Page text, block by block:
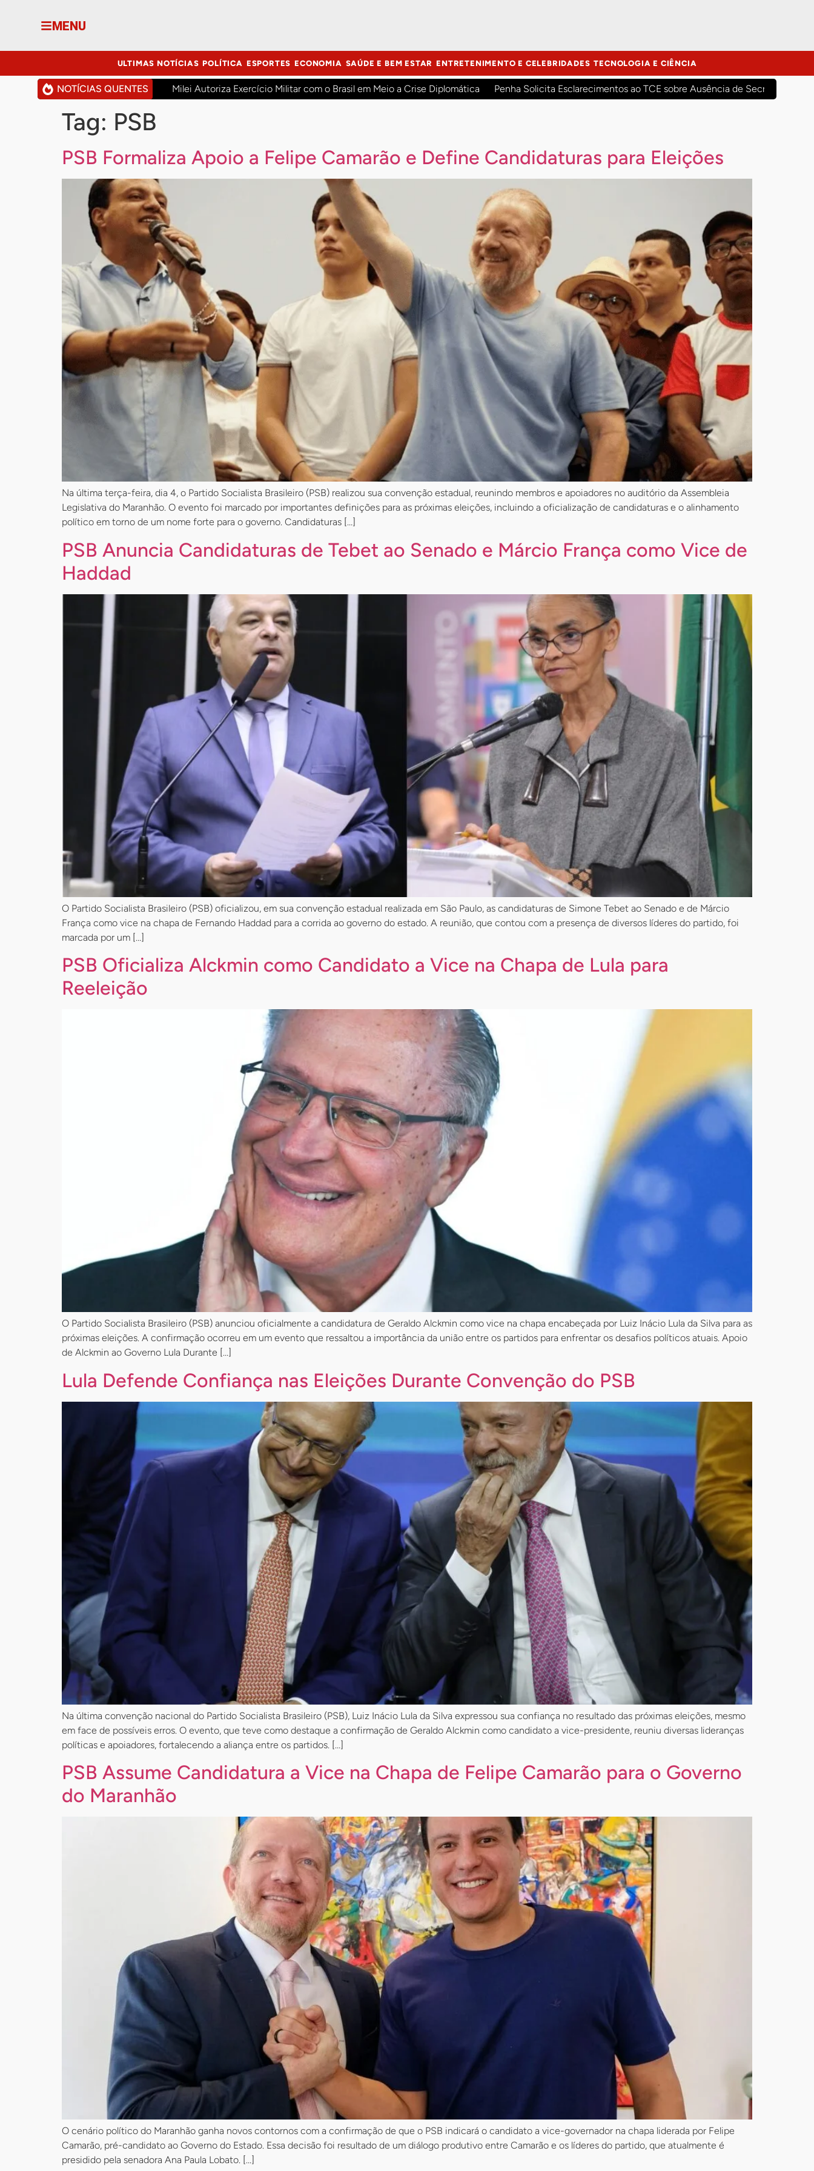
MENU
ULTIMAS NOTÍCIAS POLÍTICA ESPORTES ECONOMIA SAÚDE E BEM ESTAR ENTRETENIMENTO E CELEBRIDADES TECNOLOGIA E CIÊNCIA
NOTÍCIAS QUENTES Milei Autoriza Exercício Militar com o Brasil em Meio a Crise Diplomática Penha Solicita Esclarecimentos ao TCE sobre Ausência de Secretários
Tag: PSB
PSB Formaliza Apoio a Felipe Camarão e Define Candidaturas para Eleições
Na última terça-feira, dia 4, o Partido Socialista Brasileiro (PSB) realizou sua convenção estadual, reunindo membros e apoiadores no auditório da Assembleia
Legislativa do Maranhão. O evento foi marcado por importantes definições para as próximas eleições, incluindo a oficialização de candidaturas e o alinhamento
político em torno de um nome forte para o governo. Candidaturas […]
PSB Anuncia Candidaturas de Tebet ao Senado e Márcio França como Vice de
Haddad
O Partido Socialista Brasileiro (PSB) oficializou, em sua convenção estadual realizada em São Paulo, as candidaturas de Simone Tebet ao Senado e de Márcio
França como vice na chapa de Fernando Haddad para a corrida ao governo do estado. A reunião, que contou com a presença de diversos líderes do partido, foi
marcada por um […]
PSB Oficializa Alckmin como Candidato a Vice na Chapa de Lula para
Reeleição
O Partido Socialista Brasileiro (PSB) anunciou oficialmente a candidatura de Geraldo Alckmin como vice na chapa encabeçada por Luiz Inácio Lula da Silva para as
próximas eleições. A confirmação ocorreu em um evento que ressaltou a importância da união entre os partidos para enfrentar os desafios políticos atuais. Apoio
de Alckmin ao Governo Lula Durante […]
Lula Defende Confiança nas Eleições Durante Convenção do PSB
Na última convenção nacional do Partido Socialista Brasileiro (PSB), Luiz Inácio Lula da Silva expressou sua confiança no resultado das próximas eleições, mesmo
em face de possíveis erros. O evento, que teve como destaque a confirmação de Geraldo Alckmin como candidato a vice-presidente, reuniu diversas lideranças
políticas e apoiadores, fortalecendo a aliança entre os partidos. […]
PSB Assume Candidatura a Vice na Chapa de Felipe Camarão para o Governo
do Maranhão
O cenário político do Maranhão ganha novos contornos com a confirmação de que o PSB indicará o candidato a vice-governador na chapa liderada por Felipe
Camarão, pré-candidato ao Governo do Estado. Essa decisão foi resultado de um diálogo produtivo entre Camarão e os líderes do partido, que atualmente é
presidido pela senadora Ana Paula Lobato. […]